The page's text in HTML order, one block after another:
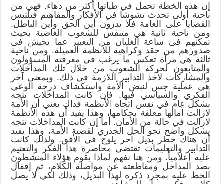
إن هذه الخطة تحمل في طياتها أكثر من دهاء. فهي من
ناحية أولى تحدث تشوشاً في الأفكار والمفاهيم فتلتبس
القضايا على العامة فلا يدرون أين الحق وأين الباطل.
ومن ناحية ثانية هي متنفس للشعوب الغاضبة بحيث
تمكنهم في ساعة الغليان من التعبير عما يجيش في
صدورهم من حقد وكراهية للأنظمة العميلة. ومن ناحية
ثالثة هي مرآة تعكس ما يرغب في معرفته المسؤولون
والمتابعون لحركة الشعوب من خلال تلك المداخلات
والمشاركات لأخذ التدابير اللازمة في ذلك. وبمعنى آخر
هي عملية جس لنبض الأمة واستكشاف درجة الوعي
الفكري والسياسي فيها. فإن كانت المداخلات تتجه
بشكل عام في نفس اتجاه الأنظمة فذاك يعني أن الأمة
لازالت آمالها معلقة بحكامها، وهذا يفيد أن هذه الأنظمة
لازالت في حالة من الأمان. أما إن كانت المداخلات تتجه
بشكل واضح نحو الحل الجذري لقضية الأمة، وهذا يفيد
أن هناك خطر بديل آخر يلوح في الأفق. ولذلك كانت
التدابير والتعليمات تقتضي محاصرة هذا الفكر والتعتيم
عليه إعلامياً. ومن هنا نفهم لماذا يقوم هؤلاء المنشطون
بصد المداخل ومقاطعته عن مواصلة الكلام، ثم إقفال
الخط عليه بمجرد ذكره لهذا البديل، وذلك لكي لا يصل